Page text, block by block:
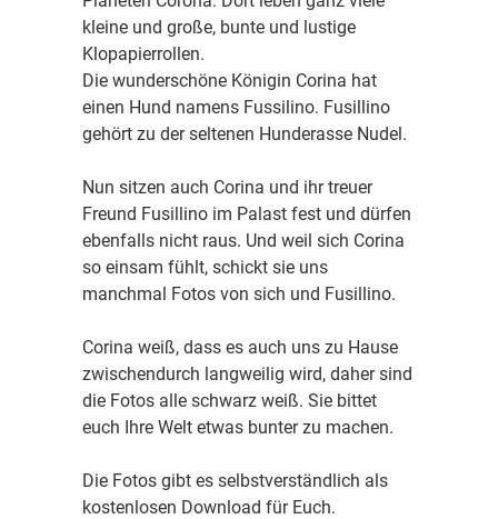
kleine und große, bunte und lustige
Klopapierrollen.
Die wunderschöne Königin Corina hat
einen Hund namens Fussilino. Fusillino
gehört zu der seltenen Hunderasse Nudel.
Nun sitzen auch Corina und ihr treuer
Freund Fusillino im Palast fest und dürfen
ebenfalls nicht raus. Und weil sich Corina
so einsam fühlt, schickt sie uns
manchmal Fotos von sich und Fusillino.
Corina weiß, dass es auch uns zu Hause
zwischendurch langweilig wird, daher sind
die Fotos alle schwarz weiß. Sie bittet
euch Ihre Welt etwas bunter zu machen.
Die Fotos gibt es selbstverständlich als
kostenlosen Download für Euch.